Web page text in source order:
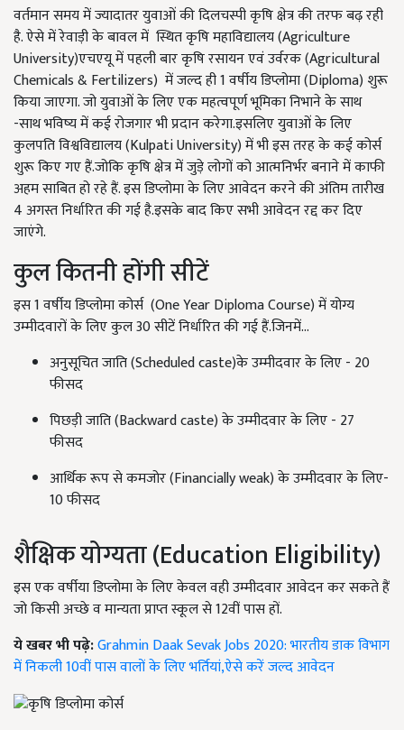
वर्तमान समय में ज्यादातर युवाओं की दिलचस्पी कृषि क्षेत्र की तरफ बढ़ रही
है. ऐसे में रेवाड़ी के बावल में स्थित कृषि महाविद्यालय (Agriculture
University)एचएयू में पहली बार कृषि रसायन एवं उर्वरक (Agricultural
Chemicals & Fertilizers) में जल्द ही 1 वर्षीय डिप्लोमा (Diploma) शुरू
किया जाएगा. जो युवाओं के लिए एक महत्वपूर्ण भूमिका निभाने के साथ
-साथ भविष्य में कई रोजगार भी प्रदान करेगा.इसलिए युवाओं के लिए
कुलपति विश्वविद्यालय (Kulpati University) में भी इस तरह के कई कोर्स
शुरू किए गए हैं.जोकि कृषि क्षेत्र में जुड़े लोगों को आत्मनिर्भर बनाने में काफी
अहम साबित हो रहे हैं. इस डिप्लोमा के लिए आवेदन करने की अंतिम तारीख
4 अगस्त निर्धारित की गई है.इसके बाद किए सभी आवेदन रद्द कर दिए
जाएंगे.
कुल कितनी होंगी सीटें
इस 1 वर्षीय डिप्लोमा कोर्स (One Year Diploma Course) में योग्य
उम्मीदवारों के लिए कुल 30 सीटें निर्धारित की गई हैं.जिनमें...
अनुसूचित जाति (Scheduled caste)के उम्मीदवार के लिए - 20
फीसद
पिछड़ी जाति (Backward caste) के उम्मीदवार के लिए - 27
फीसद
आर्थिक रूप से कमजोर (Financially weak) के उम्मीदवार के लिए-
10 फीसद
शैक्षिक योग्यता (Education Eligibility)
इस एक वर्षीया डिप्लोमा के लिए केवल वही उम्मीदवार आवेदन कर सकते हैं
जो किसी अच्छे व मान्यता प्राप्त स्कूल से 12वीं पास हों.
ये खबर भी पढ़े:Grahmin Daak Sevak Jobs 2020: भारतीय डाक विभाग
में निकली 10वीं पास वालों के लिए भर्तियां,ऐसे करें जल्द आवेदन